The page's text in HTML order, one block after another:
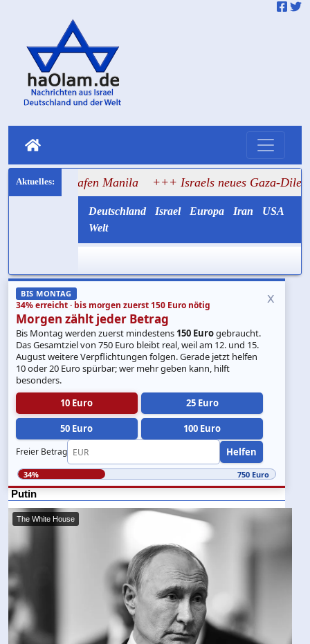
Manila +++ Israels neues Gaza-Dilemma: Was
Deutschland Israel Europa Iran
USA
Welt
BIS MONTAG
34% erreicht · bis morgen zuerst 150 Euro nötig
Morgen zählt jeder Betrag
Bis Montag werden zuerst mindestens 150 Eurogebraucht.
Das Gesamtziel von 750 Euro bleibt real, weil am 12. und 15.
August weitere Verpflichtungen folgen. Gerade jetzt helfen
10 oder 20 Euro spürbar; wer mehr geben kann, hilft
besonders.
10 Euro
25 Euro
50 Euro 100 Euro
Freier Betrag Helfen
x
34% 750 Euro
Putin
The White House